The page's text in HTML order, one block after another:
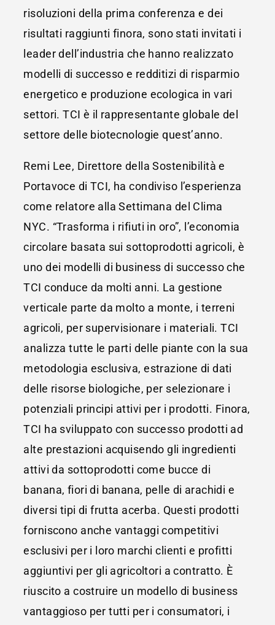
risoluzioni della prima conferenza e dei
risultati raggiunti finora, sono stati invitati i
leader dell’industria che hanno realizzato
modelli di successo e redditizi di risparmio
energetico e produzione ecologica in vari
settori. TCI è il rappresentante globale del
settore delle biotecnologie quest’anno.
Remi Lee, Direttore della Sostenibilità e
Portavoce di TCI, ha condiviso l’esperienza
come relatore alla Settimana del Clima
NYC. “Trasforma i rifiuti in oro”, l’economia
circolare basata sui sottoprodotti agricoli, è
uno dei modelli di business di successo che
TCI conduce da molti anni. La gestione
verticale parte da molto a monte, i terreni
agricoli, per supervisionare i materiali. TCI
analizza tutte le parti delle piante con la sua
metodologia esclusiva, estrazione di dati
delle risorse biologiche, per selezionare i
potenziali principi attivi per i prodotti. Finora,
TCI ha sviluppato con successo prodotti ad
alte prestazioni acquisendo gli ingredienti
attivi da sottoprodotti come bucce di
banana, fiori di banana, pelle di arachidi e
diversi tipi di frutta acerba. Questi prodotti
forniscono anche vantaggi competitivi
esclusivi per i loro marchi clienti e profitti
aggiuntivi per gli agricoltori a contratto. È
riuscito a costruire un modello di business
vantaggioso per tutti per i consumatori, i